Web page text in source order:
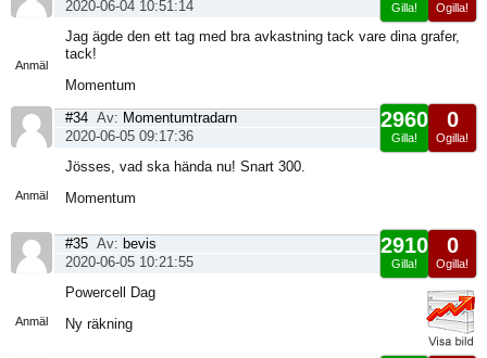
Anmäl
Ogilla!
Gilla!
2020-06-04 10:51:14
Jag ägde den ett tag med bra avkastning tack vare dina grafer,
tack!
Momentum
Anmäl
0
Ogilla!
2960
Gilla!
#34 Av: Momentumtradarn
2020-06-05 09:17:36
Jösses, vad ska hända nu! Snart 300.
Momentum
Anmäl
0
Ogilla!
2910
Gilla!
#35 Av: bevis
2020-06-05 10:21:55
Powercell Dag
Ny räkning